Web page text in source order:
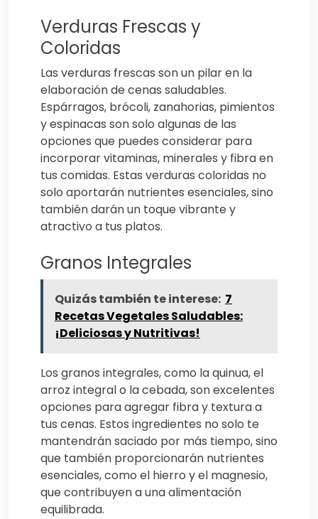
Verduras Frescas y
Coloridas
Las verduras frescas son un pilar en la
elaboración de cenas saludables.
Espárragos, brócoli, zanahorias, pimientos
y espinacas son solo algunas de las
opciones que puedes considerar para
incorporar vitaminas, minerales y fibra en
tus comidas. Estas verduras coloridas no
solo aportarán nutrientes esenciales, sino
también darán un toque vibrante y
atractivo a tus platos.
Granos Integrales
Quizás también te interese: 7
Recetas Vegetales Saludables:
¡Deliciosas y Nutritivas!
Los granos integrales, como la quinua, el
arroz integral o la cebada, son excelentes
opciones para agregar fibra y textura a
tus cenas. Estos ingredientes no solo te
mantendrán saciado por más tiempo, sino
que también proporcionarán nutrientes
esenciales, como el hierro y el magnesio,
que contribuyen a una alimentación
equilibrada.